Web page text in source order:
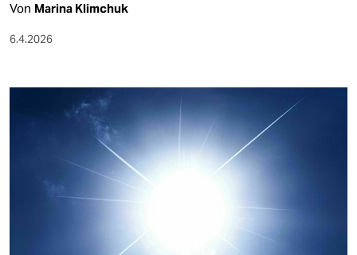
Von Marina Klimchuk
6.4.2026